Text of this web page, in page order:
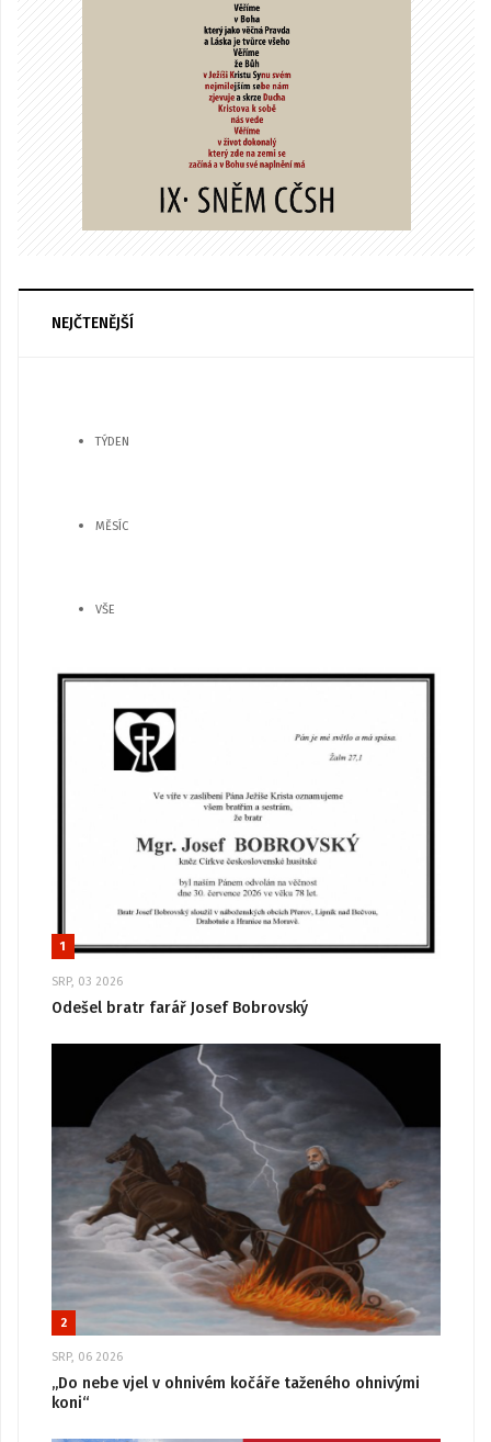
NEJČTENĚJŠÍ
TÝDEN
MĚSÍC
VŠE
1
SRP, 03 2026
Odešel bratr farář Josef Bobrovský
2
SRP, 06 2026
„Do nebe vjel v ohnivém kočáře taženého ohnivými
koni“